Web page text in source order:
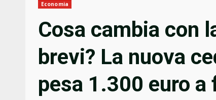
Economia
Cosa cambia con
brevi? La nuova
pesa 1.300 euro a